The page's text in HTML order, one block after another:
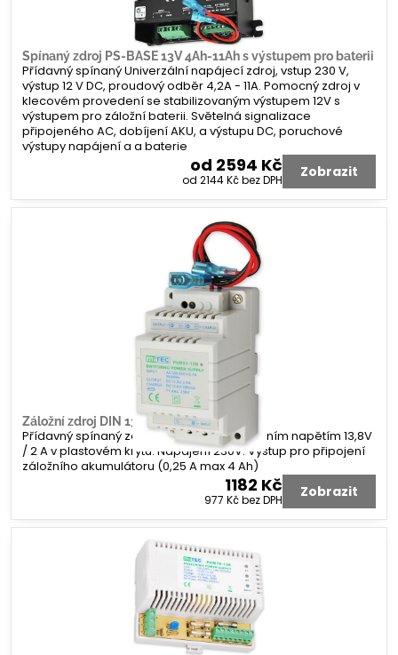
Spínaný zdroj PS-BASE 13V 4Ah-11Ah s výstupem pro baterii
Přídavný spínaný Univerzální napájecí zdroj, vstup 230 V,
výstup 12 V DC, proudový odběr 4,2A - 11A. Pomocný zdroj v
klecovém provedení se stabilizovaným výstupem 12V s
výstupem pro záložní baterii. Světelná signalizace
připojeného AC, dobíjení AKU, a výstupu DC, poruchové
výstupy napájení a a baterie
od 2594 Kč
od 2144 Kčbez DPH Zobrazit
Záložní zdroj DIN 13V2A2AH
Přídavný spínaný zdroj na DIN lištu s výstupním napětím 13,8V
/ 2 A v plastovém krytu. Napájení 230V. Výstup pro připojení
záložního akumulátoru (0,25 A max 4 Ah)
1182 Kč
977 Kčbez DPH Zobrazit